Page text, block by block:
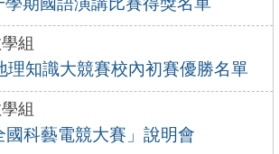
組
理知識大競賽校內初賽優勝名單
組
國科藝電競大賽」說明會